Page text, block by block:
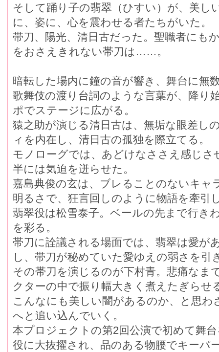
そして踊り子の翡翠（ひすい）が、美し
に、姿に、心を震わせる者たちがいた。
帯刀、陽光、清日古だった。聖職者にも
をおさえきれない帯刀は……。
暗転した場内に鐘の音が響き、舞台に無
歌舞伎の渡り台詞のような言葉が、降り
ポでステージに広がる。
猿之助が演じる清日古は、無垢な眼差し
ィを内在し、清日古の孤独を際立てる。
モノローグでは、あどけなささえ感じさ
半には気迫を迸らせた。
嘉島典俊の玄は、ブレることのないキャ
明るさで、狂言回しのように物語を牽引
翡翠役は松雪泰子。ベールの先まで行き
を彩る。
帯刀に詮議される場面では、翡翠は愛が
し、帯刀が秘めていた愛ゆえの弱さを引
その帯刀を演じるのが下村青。悲痛なま
クターの中で振り幅大きく煮えたぎらせ
こんなにも美しい闇があるのか、と思わ
へと追い込んでいく。
本プロジェクトの第2回公演で初めて舞
役に大抜擢され、品のある物腰でキーパ